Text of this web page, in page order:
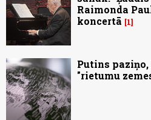
Raimonda
koncertā
1
Putins
"rietumu